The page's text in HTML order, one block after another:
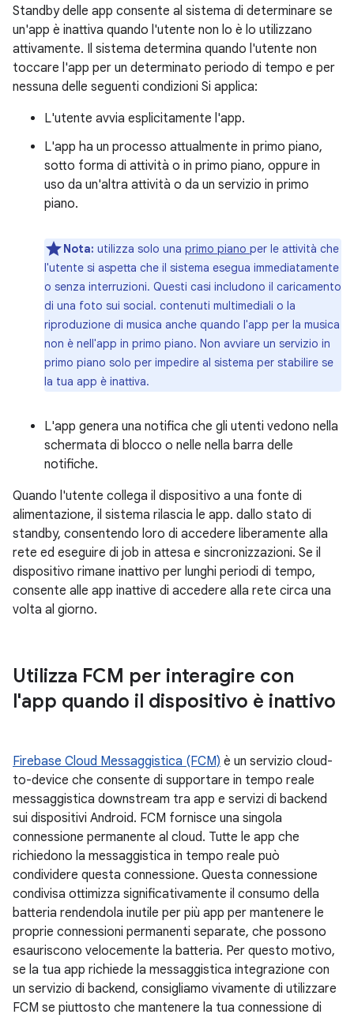
Standby delle app consente al sistema di determinare se
un'app è inattiva quando l'utente non lo è lo utilizzano
attivamente. Il sistema determina quando l'utente non
toccare l'app per un determinato periodo di tempo e per
nessuna delle seguenti condizioni Si applica:
L'utente avvia esplicitamente l'app.
L'app ha un processo attualmente in primo piano,
sotto forma di attività o in primo piano, oppure in
uso da un'altra attività o da un servizio in primo
piano.
Nota: utilizza solo una primo piano per le attività che
l'utente si aspetta che il sistema esegua immediatamente
o senza interruzioni. Questi casi includono il caricamento
di una foto sui social. contenuti multimediali o la
riproduzione di musica anche quando l'app per la musica
non è nell'app in primo piano. Non avviare un servizio in
primo piano solo per impedire al sistema per stabilire se
la tua app è inattiva.
L'app genera una notifica che gli utenti vedono nella
schermata di blocco o nelle nella barra delle
notifiche.
Quando l'utente collega il dispositivo a una fonte di
alimentazione, il sistema rilascia le app. dallo stato di
standby, consentendo loro di accedere liberamente alla
rete ed eseguire di job in attesa e sincronizzazioni. Se il
dispositivo rimane inattivo per lunghi periodi di tempo,
consente alle app inattive di accedere alla rete circa una
volta al giorno.
Utilizza FCM per interagire con
l'app quando il dispositivo è inattivo
Firebase Cloud Messaggistica (FCM) è un servizio cloud-
to-device che consente di supportare in tempo reale
messaggistica downstream tra app e servizi di backend
sui dispositivi Android. FCM fornisce una singola
connessione permanente al cloud. Tutte le app che
richiedono la messaggistica in tempo reale può
condividere questa connessione. Questa connessione
condivisa ottimizza significativamente il consumo della
batteria rendendola inutile per più app per mantenere le
proprie connessioni permanenti separate, che possono
esauriscono velocemente la batteria. Per questo motivo,
se la tua app richiede la messaggistica integrazione con
un servizio di backend, consigliamo vivamente di utilizzare
FCM se piuttosto che mantenere la tua connessione di